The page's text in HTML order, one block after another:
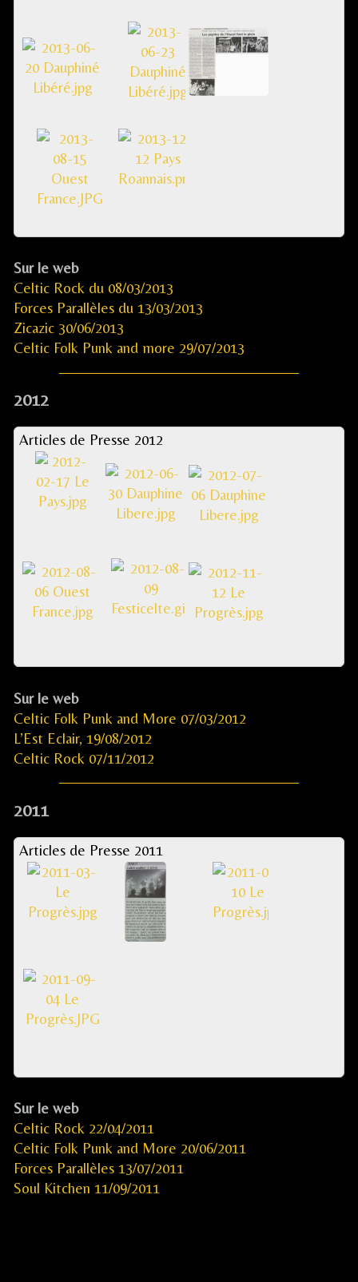
Sur le web
Celtic Rock du 08/03/2013
Forces Parallèles du 13/03/2013
Zicazic 30/06/2013
Celtic Folk Punk and more 29/07/2013
2012
Articles de Presse 2012
Sur le web
Celtic Folk Punk and More 07/03/2012
L’Est Eclair, 19/08/2012
Celtic Rock 07/11/2012
2011
Articles de Presse 2011
Sur le web
Celtic Rock 22/04/2011
Celtic Folk Punk and More 20/06/2011
Forces Parallèles 13/07/2011
Soul Kitchen 11/09/2011